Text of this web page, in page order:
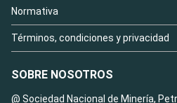
Normativa
Términos, condiciones y privacidad
SOBRE NOSOTROS
@ Sociedad Nacional de Minería,